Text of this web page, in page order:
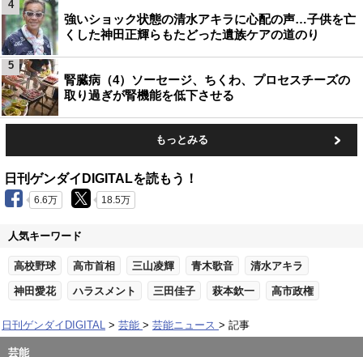
強いショック状態の清水アキラに心配の声…子供を亡
くした神田正輝らもたどった遺族ケアの道のり
4
腎臓病（4）ソーセージ、ちくわ、プロセスチーズの
取り過ぎが腎機能を低下させる
5
もっとみる
日刊ゲンダイDIGITALを読もう！
6.6万 18.5万
人気キーワード
高校野球 高市首相 三山凌輝 青木歌音 清水アキラ
神田愛花 ハラスメント 三田佳子 萩本欽一 高市政権
日刊ゲンダイDIGITAL 芸能 芸能ニュース 記事
芸能